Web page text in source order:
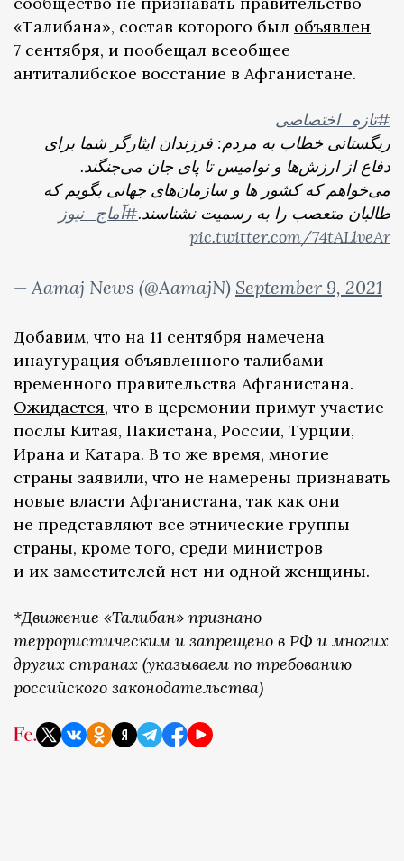
«Талибана», состав которого был объявлен
7 сентября, и пообещал всеобщее
антиталибское восстание в Афганистане.
#تازه_اختصاصی
ریگستانی خطاب به مردم: فرزندان ایثارگر شما برای
دفاع از ارزش‌ها و نوامیس تا پای جان می‌جنگند.
می‌خواهم که کشور ها و سازمان‌های جهانی بگویم که
طالبان متعصب را به رسمیت نشناسند.#آماج_نیوز
pic.twitter.com/74tALlveAr
— Aamaj News (@AamajN) September 9, 2021
Добавим, что на 11 сентября намечена
инаугурация объявленного талибами
временного правительства Афганистана.
Ожидается, что в церемонии примут участие
послы Китая, Пакистана, России, Турции,
Ирана и Катара. В то же время, многие
страны заявили, что не намерены признавать
новые власти Афганистана, так как они
не представляют все этнические группы
страны, кроме того, среди министров
и их заместителей нет ни одной женщины.
*Движение «Талибан» признано
террористическим и запрещено в РФ и многих
других странах (указываем по требованию
российского законодательства)